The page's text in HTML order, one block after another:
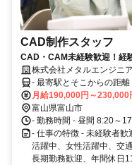
CAD制作スタッフ
CAD・CAM未経験歓迎！経
ます！／仕事と休日とメリハ
株式会社メタルエンジニア
- 最寄駅とそこからの距
車 10分 高山本線 速星 車
月給190,000円～230,000
富山県富山市
- 勤務時間 - 昼間 8:20～
- 仕事の特徴 - 未経験者
活躍中、女性活躍中、交
長期勤務歓迎、年間休日